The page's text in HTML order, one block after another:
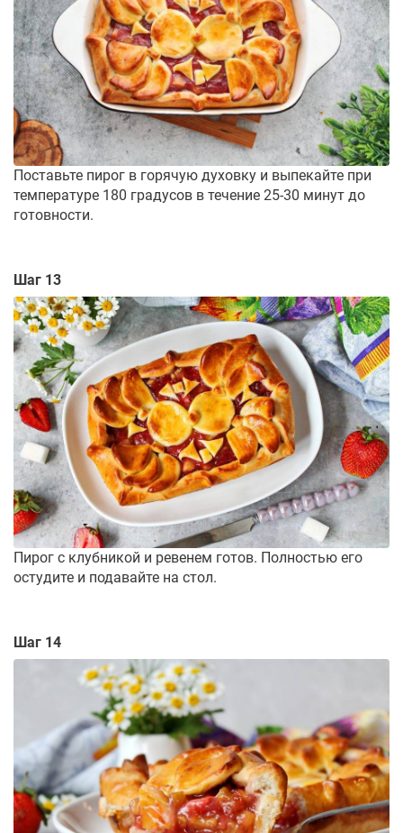
Поставьте пирог в горячую духовку и выпекайте при
температуре 180 градусов в течение 25-30 минут до
готовности.
Шаг 13
Пирог с клубникой и ревенем готов. Полностью его
остудите и подавайте на стол.
Шаг 14